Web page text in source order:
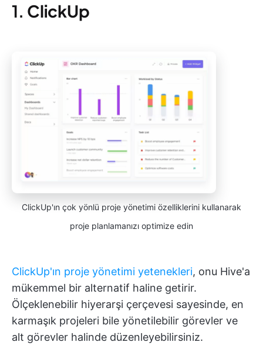
1. ClickUp
ClickUp'ın çok yönlü proje yönetimi özelliklerini kullanarak
proje planlamanızı optimize edin
ClickUp'ın proje yönetimi yetenekleri, onu Hive'a
mükemmel bir alternatif haline getirir.
Ölçeklenebilir hiyerarşi çerçevesi sayesinde, en
karmaşık projeleri bile yönetilebilir görevler ve
alt görevler halinde düzenleyebilirsiniz.